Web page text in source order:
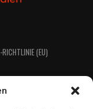
RICH­T­­LI­­NIE (EU)